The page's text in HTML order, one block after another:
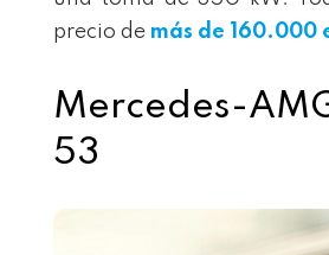
precio de más de 160.000
Mercedes-
53